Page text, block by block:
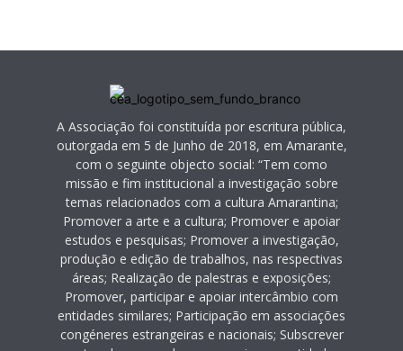
A Associação foi constituída por escritura pública,
outorgada em 5 de Junho de 2018, em Amarante,
com o seguinte objecto social: “Tem como
missão e fim institucional a investigação sobre
temas relacionados com a cultura Amarantina;
Promover a arte e a cultura; Promover e apoiar
estudos e pesquisas; Promover a investigação,
produção e edição de trabalhos, nas respectivas
áreas; Realização de palestras e exposições;
Promover, participar e apoiar intercâmbio com
entidades similares; Participação em associações
congéneres estrangeiras e nacionais; Subscrever